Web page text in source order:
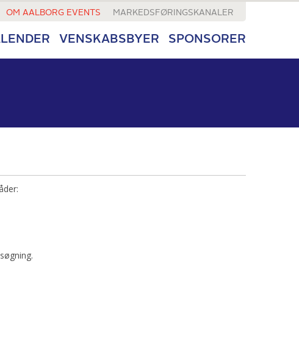
OM AALBORG EVENTS MARKEDSFØRINGSKANALER
VENSKABSBYER SPONSORER